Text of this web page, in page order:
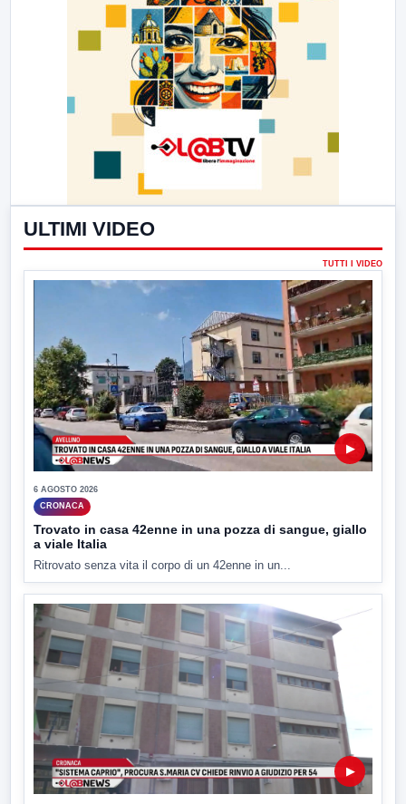
ULTIMI VIDEO
TUTTI I VIDEO
▶
6 AGOSTO 2026
CRONACA
Trovato in casa 42enne in una pozza di sangue, giallo
a viale Italia
Ritrovato senza vita il corpo di un 42enne in un...
▶